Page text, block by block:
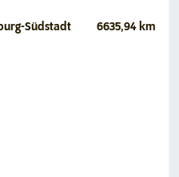
Südstadt 6635,94 km